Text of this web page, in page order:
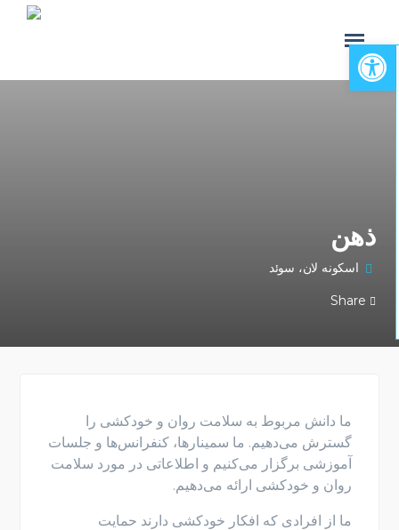
Open toolbar
ذهن
اسکونه لان، سوئد
Share
ما دانش مربوط به سلامت روان و خودکشی را
گسترش می‌دهیم. ما سمینارها، کنفرانس‌ها و جلسات
آموزشی برگزار می‌کنیم و اطلاعاتی در مورد سلامت
روان و خودکشی ارائه می‌دهیم.
ما از افرادی که افکار خودکشی دارند حمایت